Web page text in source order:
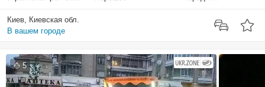
Киев, Киевская обл.
В вашем городе
5